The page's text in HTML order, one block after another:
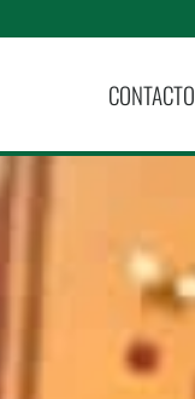
CONTACTO